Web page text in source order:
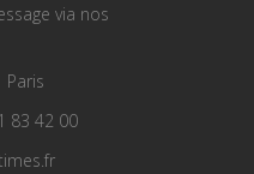
via nos
Paris
83 42 00